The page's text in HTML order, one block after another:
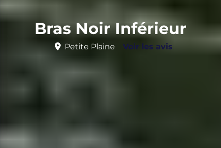
Bras Noir Inférieur
Petite Plaine Voir les avis